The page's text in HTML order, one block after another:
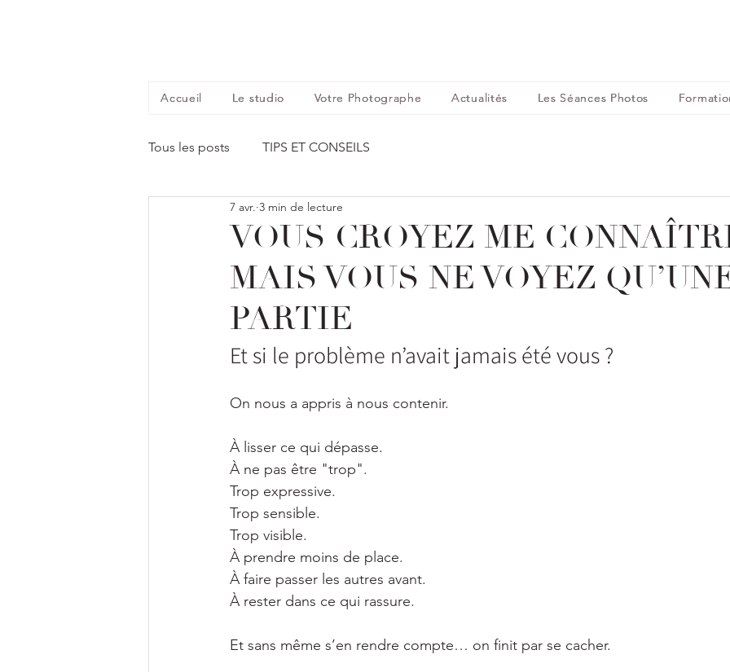
Accueil Le studio Votre Photographe Actualités Les Séances Photos
Tous les posts TIPS ET CONSEILS
VOUS CROYEZ ME
MAIS VOUS NE VOYEZ
PARTIE
7 avr. 3 min de lecture
Et si le problème n’avait jamais été vous ?
On nous a appris à nous contenir.
À lisser ce qui dépasse.
À ne pas être "trop".
Trop expressive.
Trop sensible.
Trop visible.
À prendre moins de place.
À faire passer les autres avant.
À rester dans ce qui rassure.
Et sans même s’en rendre compte… on finit par se cacher.